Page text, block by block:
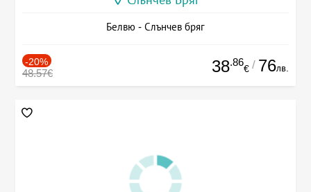
Белвю - Слънчев бряг
-20%
48.57€ 38.86
€ / 76лв.